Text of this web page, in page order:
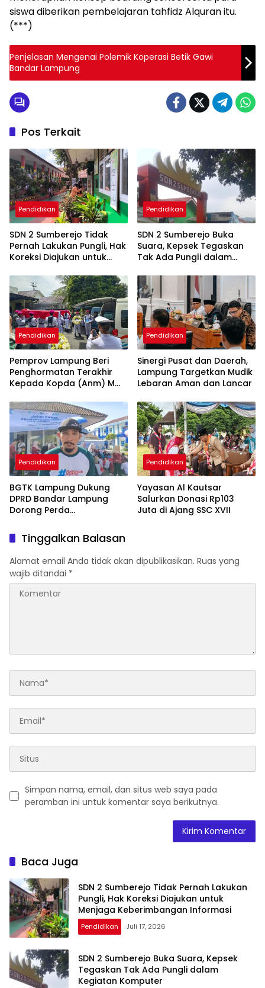
siswa diberikan pembelajaran tahfidz Alquran itu.
(***)
Penjelasan Mengenai Polemik Koperasi Betik Gawi
Bandar Lampung
Pos Terkait
Pendidikan
SDN 2 Sumberejo Tidak
Pernah Lakukan Pungli, Hak
Koreksi Diajukan untuk
Informasi
Pendidikan
SDN 2 Sumberejo Buka
Suara, Kepsek Tegaskan
Tak Ada Pungli dalam
Pendidikan
Pemprov Lampung Beri
Penghormatan Terakhir
Kepada Kopda (Anm) M
Pendidikan
Sinergi Pusat dan Daerah,
Lampung Targetkan Mudik
Lebaran Aman dan Lancar
Pendidikan
BGTK Lampung Dukung
DPRD Bandar Lampung
Dorong Perda
Pendidikan
Yayasan Al Kautsar
Salurkan Donasi Rp103
Juta di Ajang SSC XVII
Tinggalkan Balasan
Alamat email Anda tidak akan dipublikasikan. Ruas yang
wajib ditandai *
Simpan nama, email, dan situs web saya pada
peramban ini untuk komentar saya berikutnya.
Baca Juga
SDN 2 Sumberejo Tidak Pernah Lakukan
Pungli, Hak Koreksi Diajukan untuk
Menjaga Keberimbangan Informasi
Pendidikan Juli 17, 2026
SDN 2 Sumberejo Buka Suara, Kepsek
Tegaskan Tak Ada Pungli dalam
Kegiatan Komputer